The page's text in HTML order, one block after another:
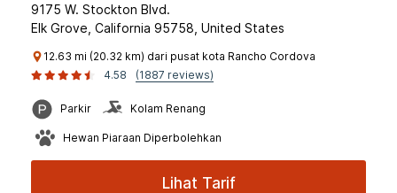
9175 W. Stockton Blvd.
Elk Grove, California 95758, United States
12.63 mi (20.32 km) dari pusat kota Rancho Cordova
4.58
(1887 reviews)
Parkir Kolam Renang
Hewan Piaraan Diperbolehkan
Lihat Tarif